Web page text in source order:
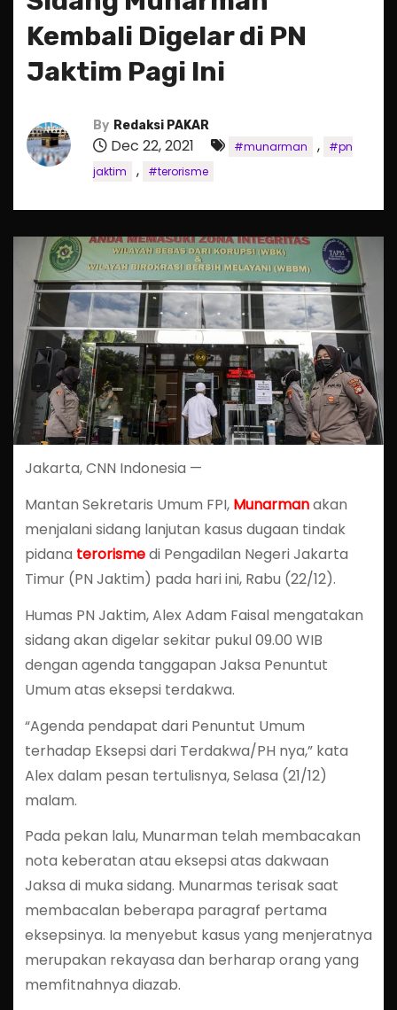
Kembali Digelar di PN
Jaktim Pagi Ini
By Redaksi PAKAR
Dec 22, 2021 #munarman ,
#pn
jaktim
, #terorisme
Jakarta, CNN Indonesia —
Mantan Sekretaris Umum FPI, Munarmanakan
menjalani sidang lanjutan kasus dugaan tindak
pidana terorismedi Pengadilan Negeri Jakarta
Timur (PN Jaktim) pada hari ini, Rabu (22/12).
Humas PN Jaktim, Alex Adam Faisal mengatakan
sidang akan digelar sekitar pukul 09.00 WIB
dengan agenda tanggapan Jaksa Penuntut
Umum atas eksepsi terdakwa.
“Agenda pendapat dari Penuntut Umum
terhadap Eksepsi dari Terdakwa/PH nya,” kata
Alex dalam pesan tertulisnya, Selasa (21/12)
malam.
Pada pekan lalu, Munarman telah membacakan
nota keberatan atau eksepsi atas dakwaan
Jaksa di muka sidang. Munarmas terisak saat
membacalan beberapa paragraf pertama
eksepsinya. Ia menyebut kasus yang menjeratnya
merupakan rekayasa dan berharap orang yang
memfitnahnya diazab.